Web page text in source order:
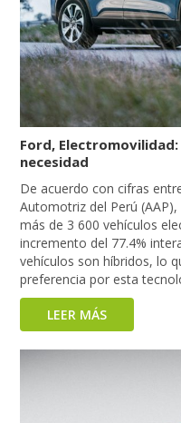
Ford,
necesidad
De acuerdo con cifras
Automotriz del Perú
más de 3 600 vehículos
incremento del 77.4%
vehículos son híbridos, lo
preferencia por esta
LEER MÁS